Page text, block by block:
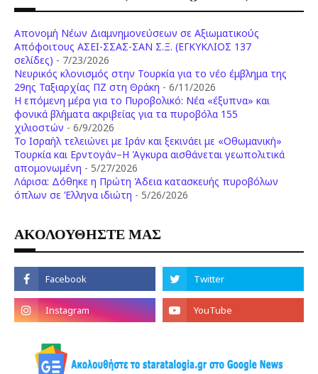
Απονομή Νέων Διαμνημονεύσεων σε Αξιωματικούς
Απόφοιτους ΑΣΕΙ-ΣΣΑΣ-ΣΑΝ Σ.Ξ. (ΕΓΚΥΚΛΙΟΣ 137
σελίδες) - 7/23/2026
Νευρικός κλονισμός στην Τουρκία για το νέο έμβλημα της
29ης Ταξιαρχίας ΠΖ στη Θράκη - 6/11/2026
Η επόμενη μέρα για το Πυροβολικό: Νέα «έξυπνα» και
φονικά βλήματα ακριβείας για τα πυροβόλα 155
χιλιοστών - 6/9/2026
Το Ισραήλ τελειώνει με Ιράν και ξεκινάει με «Οθωμανική»
Τουρκία και Ερντογάν–Η Άγκυρα αισθάνεται γεωπολιτικά
απομονωμένη - 5/27/2026
Λάρισα: Δόθηκε η Πρώτη Άδεια κατασκευής πυροβόλων
όπλων σε Έλληνα ιδιώτη - 5/26/2026
ΑΚΟΛΟΥΘΗΣΤΕ ΜΑΣ